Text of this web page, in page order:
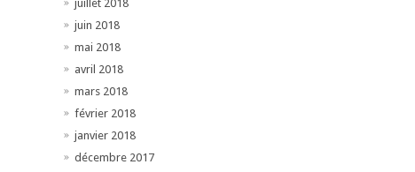
juillet 2018
juin 2018
mai 2018
avril 2018
mars 2018
février 2018
janvier 2018
décembre 2017